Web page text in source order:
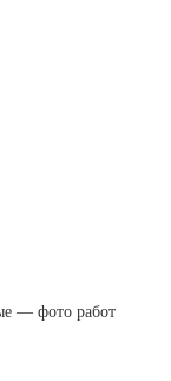
— фото работ